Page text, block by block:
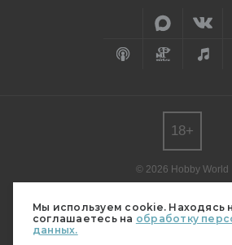
Мы используем cookie. Находясь
соглашаетесь на обработку
данных.
© 2026 Hobby World
редакции.
Мнение авторов может не совпадать с
Свидетельство о регистрации СМИ
18+